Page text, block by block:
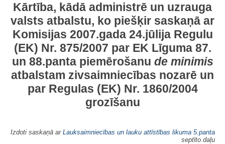
Kārtība, kādā administrē un uzrauga
valsts atbalstu, ko piešķir saskaņā ar
Komisijas 2007.gada 24.jūlija Regulu
(EK) Nr. 875/2007 par EK Līguma 87.
un 88.panta piemērošanu de minimis
atbalstam zivsaimniecības nozarē un
par Regulas (EK) Nr. 1860/2004
grozīšanu
Izdoti saskaņā ar Lauksaimniecības un lauku attīstības likuma 5.panta
septīto daļu